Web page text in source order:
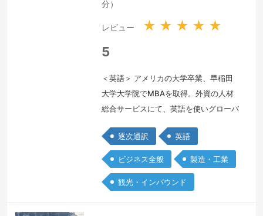
分）
レビュー ★ ★ ★ ★ ★
5
＜英語＞ アメリカの大学卒業、早稲田
大学大学院でMBAを取得。外資の人材
総合サービスにて、英語を使いグローバ
マーケティング、経営層との社内会議に
てプロジェクト推進と共に通訳、翻訳を
担当。人材、広告分野で通訳およびプロ
ジェクト推進を行ってきましたので、ビ
逐次通訳 英語
ビジネス全般 製造・工業
観光・インバウンド